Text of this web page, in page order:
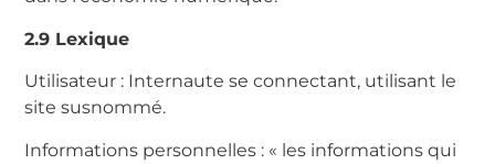
2.9 Lexique
Utilisateur : Internaute se connectant, utilisant le
site susnommé.
Informations personnelles : « les informations qui